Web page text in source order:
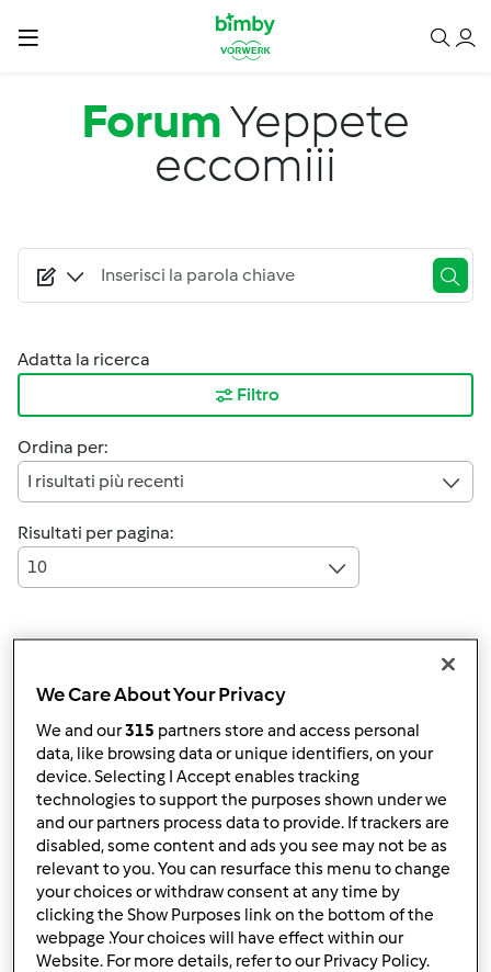
Salta al contenuto principale
ForumYeppete
eccomiii
Adatta la ricerca
Filtro
Ordina per:
I risultati più recenti
Risultati per pagina:
10
Ultimo messaggio
Mar, 10/01/2013 - 21:53
Ciao a tutte/i e piacere
We Care About Your Privacy
We and our315 partners store and access personal
data, like browsing data or unique identifiers, on your
device. Selecting I Accept enables tracking
technologies to support the purposes shown under we
and our partners process data to provide. If trackers are
disabled, some content and ads you see may not be as
relevant to you. You can resurface this menu to change
your choices or withdraw consent at any time by
clicking the Show Purposes link on the bottom of the
webpage .Your choices will have effect within our
Website. For more details, refer to our Privacy Policy.